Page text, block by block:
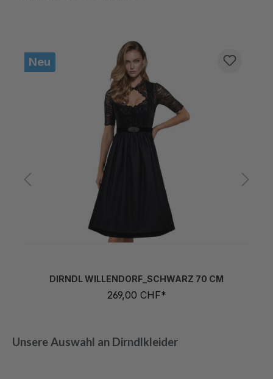
Produktgalerie überspringen
Neu
DIRNDL WILLENDORF_SCHWARZ 70 CM
269,00 CHF*
Unsere Auswahl an Dirndlkleider